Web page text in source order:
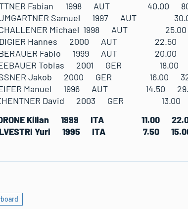
Fabian 1998 AUT 40.00
Samuel 1997 AUT
Michael 1998 AUT
Hannes 2000 AUT 22.50
Fabio 1999 AUT 20.00
Tobias 2001 GER 18.00
Jakob 2000 GER 16.00
Manuel 1996 AUT 14.50
David 2003 GER 13.00
Kilian 1999 ITA 11.00
Yuri 1995 ITA 7.50